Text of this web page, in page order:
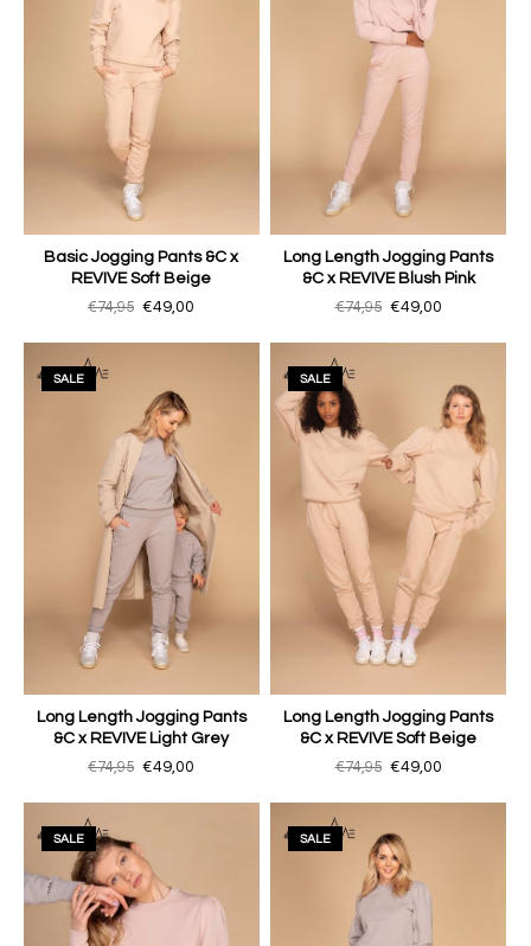
Basic Jogging Pants &C x
REVIVE Soft Beige
€74,95 €49,00
Long Length Jogging Pants
&C x REVIVE Blush Pink
€74,95 €49,00
SALE
Long Length Jogging Pants
&C x REVIVE Light Grey
€74,95 €49,00
SALE
Long Length Jogging Pants
&C x REVIVE Soft Beige
€74,95 €49,00
SALE SALE